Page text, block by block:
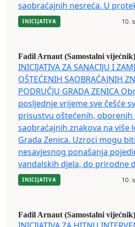
saobraćajnih nesreća. U
INICIJATIVA 10.
Fadil Arnaut (Samostalni vijećnik)
INICIJATIVA ZA SANACIJU I
OŠTEĆENIH SAOBRAĆAJNIH
PODRUČJU GRADA ZENICA
posljednje vrijeme sve češće
prisustvu oštećenih, oborenih
saobraćajnih znakova na više
Grada Zenica. Uzroci mogu
nesavjesnog ponašanja
vandalskih djela, do prirodne
INICIJATIVA 10.
Fadil Arnaut (Samostalni vijećnik)